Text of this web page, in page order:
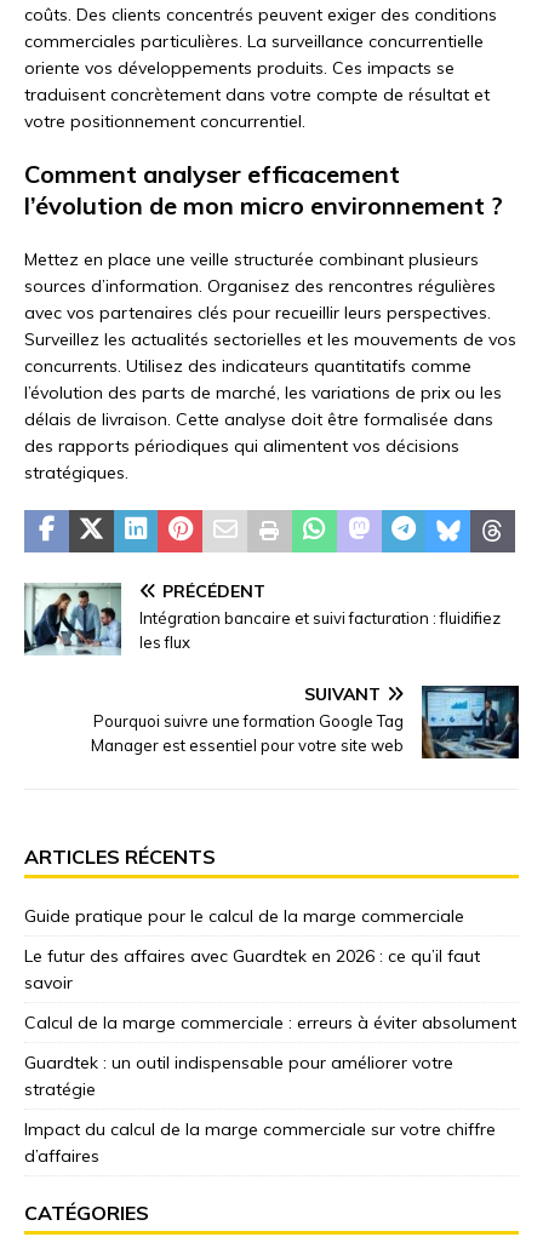
coûts. Des clients concentrés peuvent exiger des conditions
commerciales particulières. La surveillance concurrentielle
oriente vos développements produits. Ces impacts se
traduisent concrètement dans votre compte de résultat et
votre positionnement concurrentiel.
Comment analyser efficacement
l’évolution de mon micro environnement ?
Mettez en place une veille structurée combinant plusieurs
sources d’information. Organisez des rencontres régulières
avec vos partenaires clés pour recueillir leurs perspectives.
Surveillez les actualités sectorielles et les mouvements de vos
concurrents. Utilisez des indicateurs quantitatifs comme
l’évolution des parts de marché, les variations de prix ou les
délais de livraison. Cette analyse doit être formalisée dans
des rapports périodiques qui alimentent vos décisions
stratégiques.
PRÉCÉDENT
Intégration bancaire et suivi facturation : fluidifiez
les flux
SUIVANT
Pourquoi suivre une formation Google Tag
Manager est essentiel pour votre site web
ARTICLES RÉCENTS
Guide pratique pour le calcul de la marge commerciale
Le futur des affaires avec Guardtek en 2026 : ce qu’il faut
savoir
Calcul de la marge commerciale : erreurs à éviter absolument
Guardtek : un outil indispensable pour améliorer votre
stratégie
Impact du calcul de la marge commerciale sur votre chiffre
d’affaires
CATÉGORIES